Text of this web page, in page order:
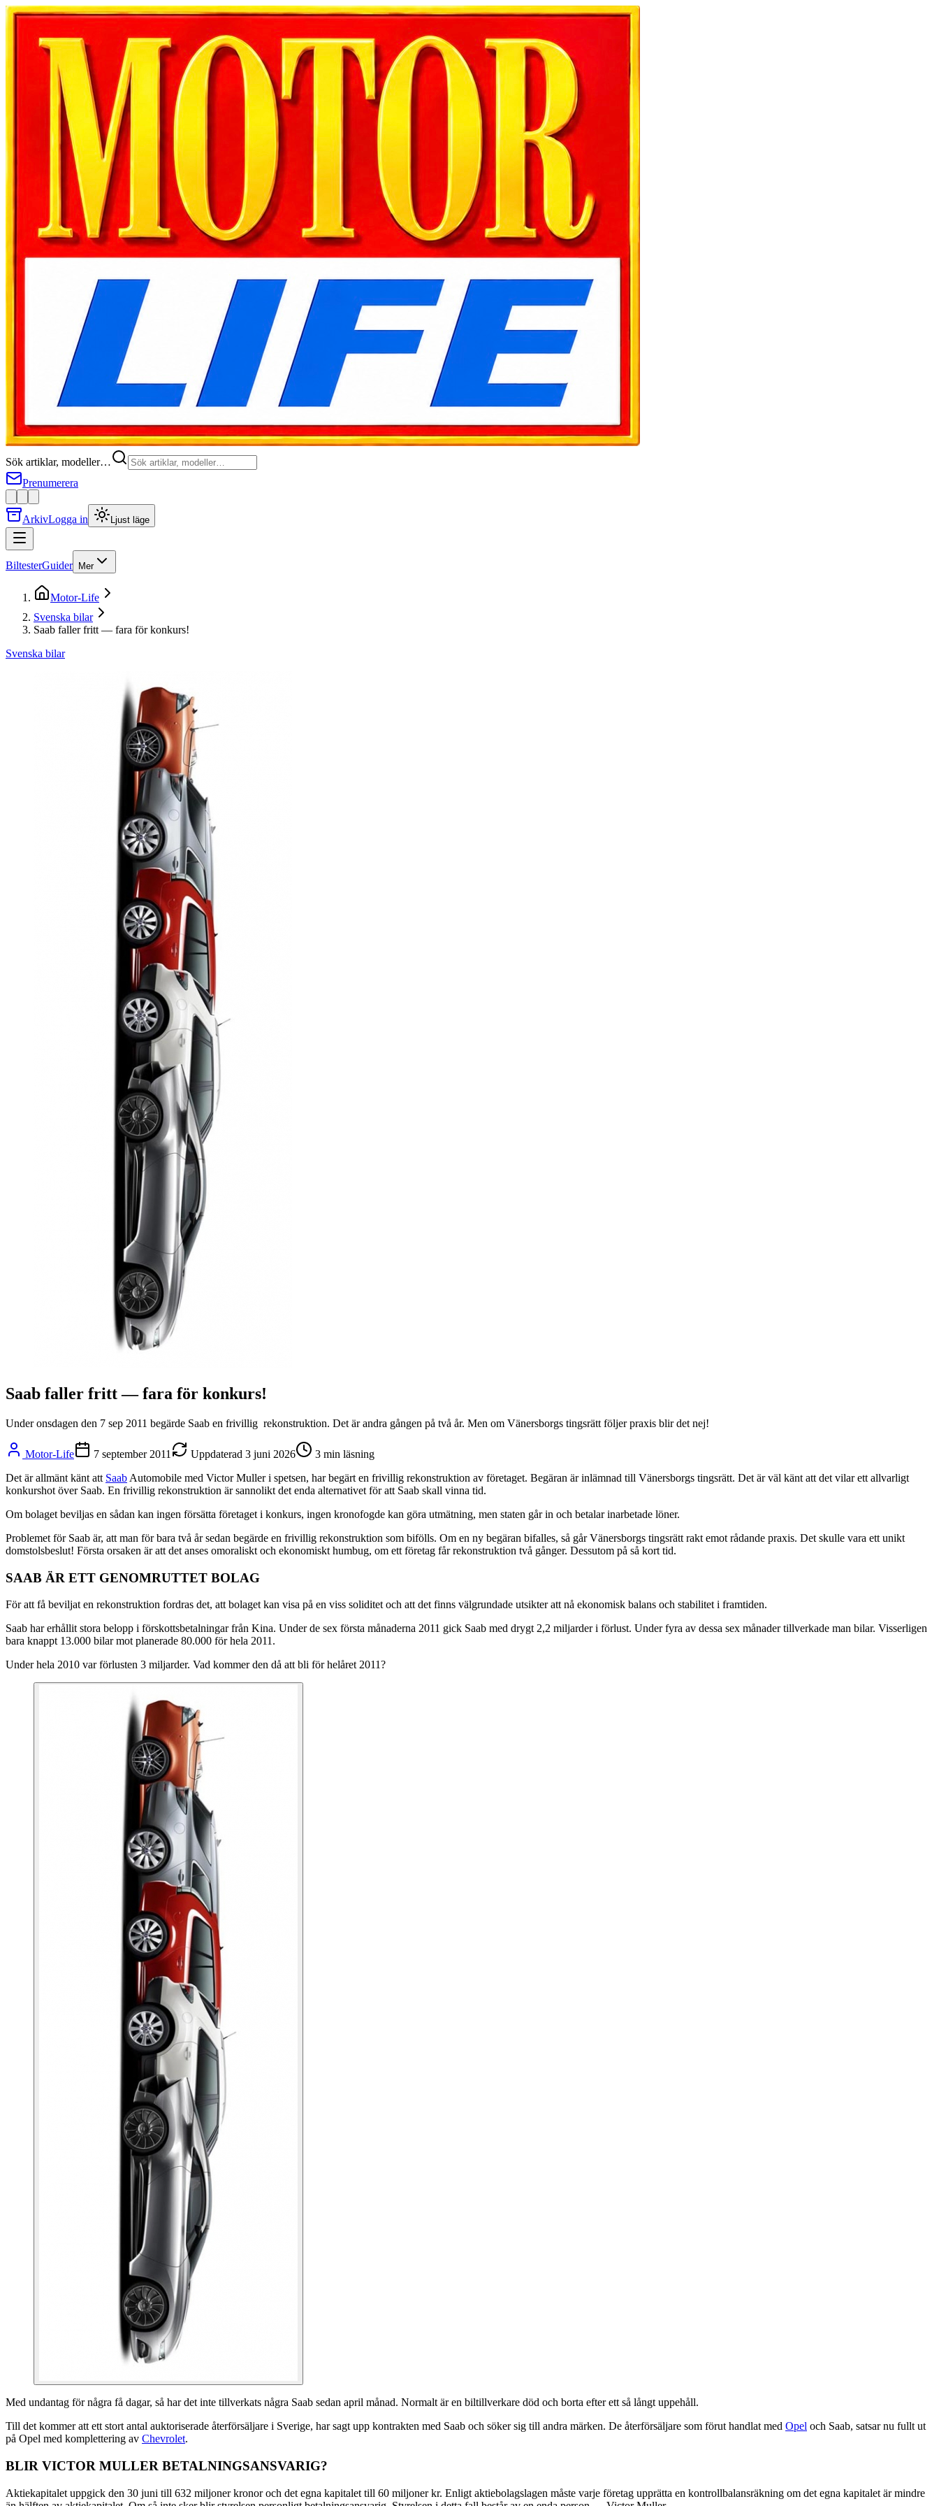
Sök artiklar, modeller…
Prenumerera
ArkivLogga in Ljust läge
BiltesterGuider Mer
Motor-Life
Svenska bilar
Saab faller fritt — fara för konkurs!
Svenska bilar
Saab faller fritt — fara för konkurs!
Under onsdagen den 7 sep 2011 begärde Saab en frivillig rekonstruktion. Det är andra gången på två år. Men om Vänersborgs tingsrätt följer praxis blir det nej!
Motor-Life 7 september 2011 Uppdaterad 3 juni 2026 3 min läsning
Det är allmänt känt att Saab Automobile med Victor Muller i spetsen, har begärt en frivillig rekonstruktion av företaget. Begäran är inlämnad till Vänersborgs tingsrätt. Det är väl känt att det vilar ett allvarligt
konkurshot över Saab. En frivillig rekonstruktion är sannolikt det enda alternativet för att Saab skall vinna tid.
Om bolaget beviljas en sådan kan ingen försätta företaget i konkurs, ingen kronofogde kan göra utmätning, men staten går in och betalar inarbetade löner.
Problemet för Saab är, att man för bara två år sedan begärde en frivillig rekonstruktion som bifölls. Om en ny begäran bifalles, så går Vänersborgs tingsrätt rakt emot rådande praxis. Det skulle vara ett unikt
domstolsbeslut! Första orsaken är att det anses omoraliskt och ekonomiskt humbug, om ett företag får rekonstruktion två gånger. Dessutom på så kort tid.
SAAB ÄR ETT GENOMRUTTET BOLAG
För att få beviljat en rekonstruktion fordras det, att bolaget kan visa på en viss soliditet och att det finns välgrundade utsikter att nå ekonomisk balans och stabilitet i framtiden.
Saab har erhållit stora belopp i förskottsbetalningar från Kina. Under de sex första månaderna 2011 gick Saab med drygt 2,2 miljarder i förlust. Under fyra av dessa sex månader tillverkade man bilar. Visserligen
bara knappt 13.000 bilar mot planerade 80.000 för hela 2011.
Under hela 2010 var förlusten 3 miljarder. Vad kommer den då att bli för helåret 2011?
Med undantag för några få dagar, så har det inte tillverkats några Saab sedan april månad. Normalt är en biltillverkare död och borta efter ett så långt uppehåll.
Till det kommer att ett stort antal auktoriserade återförsäljare i Sverige, har sagt upp kontrakten med Saab och söker sig till andra märken. De återförsäljare som förut handlat med Opel och Saab, satsar nu fullt ut
på Opel med komplettering av Chevrolet.
BLIR VICTOR MULLER BETALNINGSANSVARIG?
Aktiekapitalet uppgick den 30 juni till 632 miljoner kronor och det egna kapitalet till 60 miljoner kr. Enligt aktiebolagslagen måste varje företag upprätta en kontrollbalansräkning om det egna kapitalet är mindre